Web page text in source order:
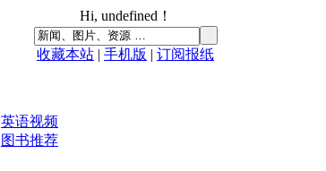
Hi, undefined ！
收藏本站 | 手机版 | 订阅报纸
英语视频
图书推荐